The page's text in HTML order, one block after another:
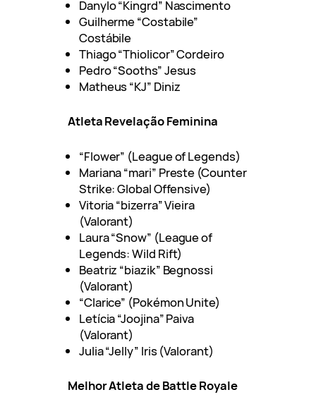
Danylo “Kingrd” Nascimento
Guilherme “Costabile”
Costábile
Thiago “Thiolicor” Cordeiro
Pedro “Sooths” Jesus
Matheus “KJ” Diniz
Atleta Revelação Feminina
“Flower” (League of Legends)
Mariana “mari” Preste (Counter
Strike: Global Offensive)
Vitoria “bizerra” Vieira
(Valorant)
Laura “Snow” (League of
Legends: Wild Rift)
Beatriz “biazik” Begnossi
(Valorant)
“Clarice” (Pokémon Unite)
Letícia “Joojina” Paiva
(Valorant)
Julia “Jelly” Iris (Valorant)
Melhor Atleta de Battle Royale